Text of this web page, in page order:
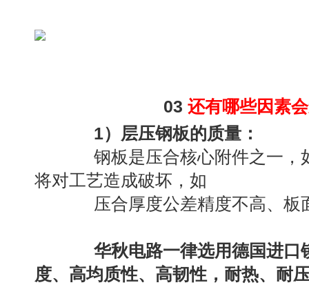
03 还有哪些因素
1）层压钢板的质量：
钢板是压合核心附件之一，
将对工艺造成破坏，如
压合厚度公差精度不高、板
华秋电路一律选用德国进口
度、高均质性、高韧性，耐热、耐